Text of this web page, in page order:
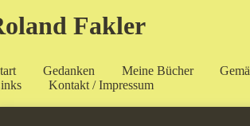
Fakler
Gedanken Meine Bücher
Kontakt / Impressum